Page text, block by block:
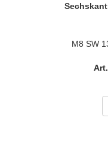
M8 SW